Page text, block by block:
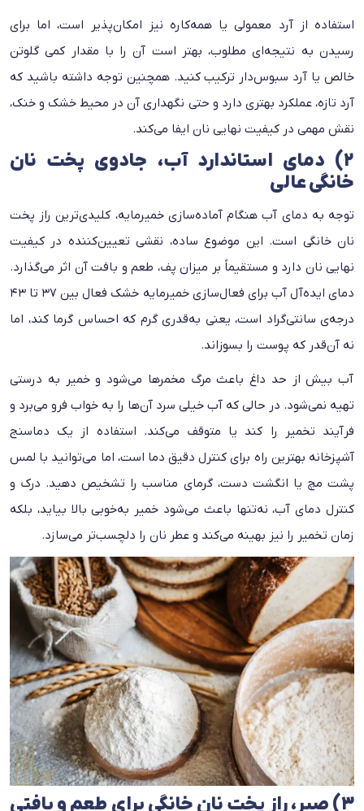
استفاده از آرد معمولی یا همه‌کاره نیز امکان‌پذیر است، اما برای
رسیدن به نتیجه‌ای مطلوب، بهتر است آن را با مقدار کمی گلوتن
خالص یا آرد سبوس‌دار ترکیب کنید. همچنین توجه داشته باشید که
آرد تازه، عملکرد بهتری دارد و حتی نگهداری آن در محیط خشک و خنک،
نقش مهمی در کیفیت نهایی نان ایفا می‌کند.
۲) دمای استاندارد آب، جادوی پخت نان
خانگی عالی
توجه به دمای آب هنگام آماده‌سازی خمیرمایه، کلیدی‌ترین راز پخت
نان خانگی است. این موضوع ساده، نقشی تعیین‌کننده در کیفیت
نهایی نان دارد و مستقیماً بر میزان پف، طعم و بافت آن اثر می‌گذارد.
دمای ایده‌آل آب برای فعال‌سازی خمیرمایه خشک فعال بین ۳۷ تا ۴۳
درجه‌ی سانتی‌گراد است، یعنی به‌قدری گرم که احساس گرما کند، اما
نه آن‌قدر که پوست را بسوزاند.
آب بیش از حد داغ باعث مرگ مخمرها می‌شود و خمیر به درستی
تهیه نمی‌شود. در حالی که آب خیلی سرد آن‌ها را به خواب فرو می‌برد و
فرآیند تخمیر را کند یا متوقف می‌کند. استفاده از یک دماسنج
آشپزخانه بهترین راه برای کنترل دقیق دما است، اما می‌توانید با لمس
پشت مچ یا انگشت دست، گرمای مناسب را تشخیص دهید. درک و
کنترل دمای آب، نه‌تنها باعث می‌شود خمیر به‌خوبی بالا بیاید، بلکه
زمان تخمیر را نیز بهینه می‌کند و عطر نان را دلچسب‌تر می‌سازد.
۳) صبر، راز پخت نان خانگی برای طعم و بافتی